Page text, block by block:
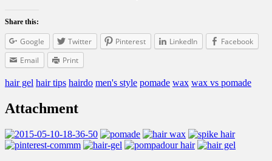
Share this:
Google Twitter Pinterest LinkedIn
Facebook
Email
Print
hair gel hair tips hairdo men's style pomade wax wax vs pomade
Attachment